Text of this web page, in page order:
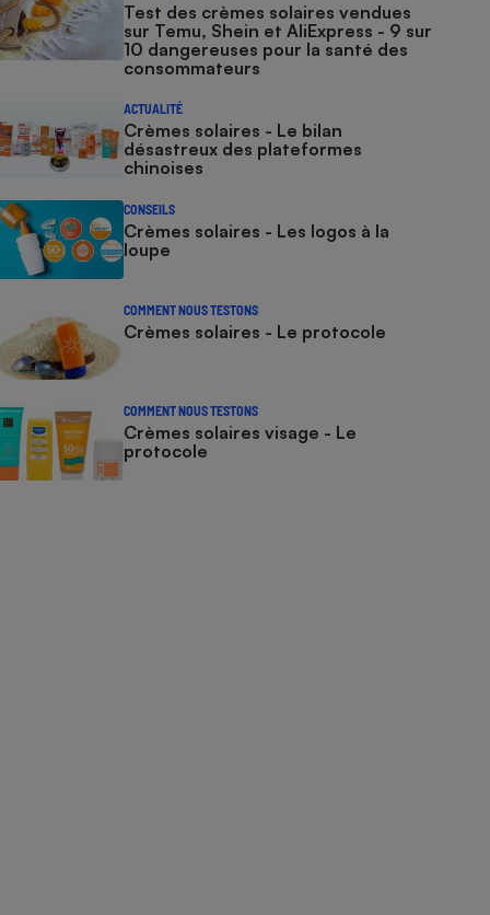
Test des crèmes solaires vendues
sur Temu, Shein et AliExpress - 9 sur
10 dangereuses pour la santé des
consommateurs
ACTUALITÉ
Crèmes solaires - Le bilan
désastreux des plateformes
chinoises
CONSEILS
Crèmes solaires - Les logos à la
loupe
COMMENT NOUS TESTONS
Crèmes solaires - Le protocole
COMMENT NOUS TESTONS
Crèmes solaires visage - Le
protocole